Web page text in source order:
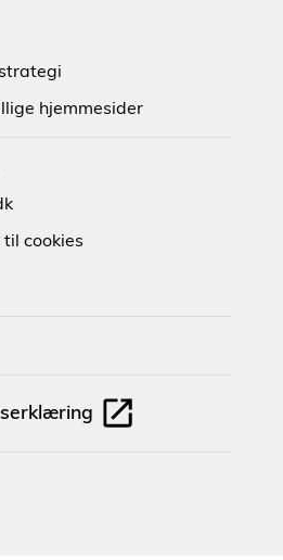
hjemmesider
cookies